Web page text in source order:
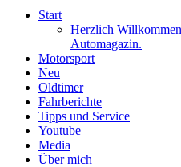
Start
Herzlich
Automagazin.
Motorsport
Neu
Oldtimer
Fahrberichte
Tipps und Service
Youtube
Media
Über mich